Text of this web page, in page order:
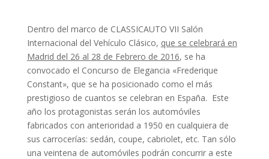
Dentro del marco de CLASSICAUTO VII Salón
Internacional del Vehículo Clásico, que se celebrará en
Madrid del 26 al 28 de Febrero de 2016, se ha
convocado el Concurso de Elegancia «Frederique
Constant», que se ha posicionado como el más
prestigioso de cuantos se celebran en España. Este
año los protagonistas serán los automóviles
fabricados con anterioridad a 1950 en cualquiera de
sus carrocerías: sedán, coupe, cabriolet, etc. Tan sólo
una veintena de automóviles podrán concurrir a este